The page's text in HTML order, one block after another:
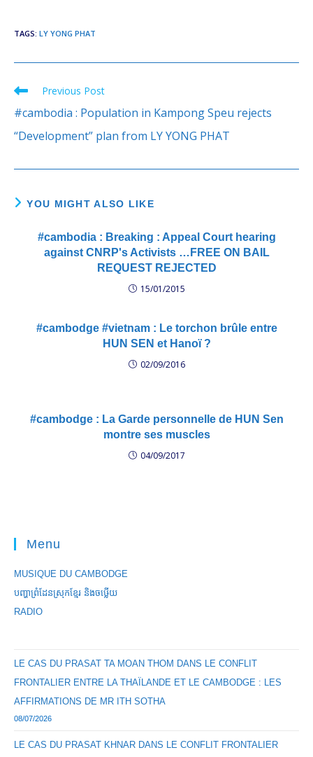
TAGS: LY YONG PHAT
Read
more
Previous Post
#cambodia : Population in Kampong Speu rejects
“Development” plan from LY YONG PHAT
YOU MIGHT ALSO LIKE
#cambodia : Breaking : Appeal Court hearing
against CNRP's Activists …FREE ON BAIL
REQUEST REJECTED
15/01/2015
#cambodge #vietnam : Le torchon brûle entre
HUN SEN et Hanoï ?
02/09/2016
#cambodge : La Garde personnelle de HUN Sen
montre ses muscles
04/09/2017
Menu
MUSIQUE DU CAMBODGE
បញ្ហាព្រំដែនស្រុកខ្មែរ និងចឞ្លើយ
RADIO
LE CAS DU PRASAT TA MOAN THOM DANS LE CONFLIT
FRONTALIER ENTRE LA THAÏLANDE ET LE CAMBODGE : LES
AFFIRMATIONS DE MR ITH SOTHA
08/07/2026
LE CAS DU PRASAT KHNAR DANS LE CONFLIT FRONTALIER